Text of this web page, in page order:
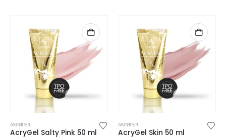
АКРИГЕЛ
AcryGel Salty Pink 50 ml
АКРИГЕЛ
AcryGel Skin 50 ml